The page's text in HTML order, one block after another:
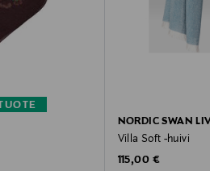
NORDIC SWAN
Villa Soft -huivi
Original Price
115,00 €